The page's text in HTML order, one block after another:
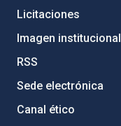
Licitaciones
Imagen institucional
RSS
Sede electrónica
Canal ético